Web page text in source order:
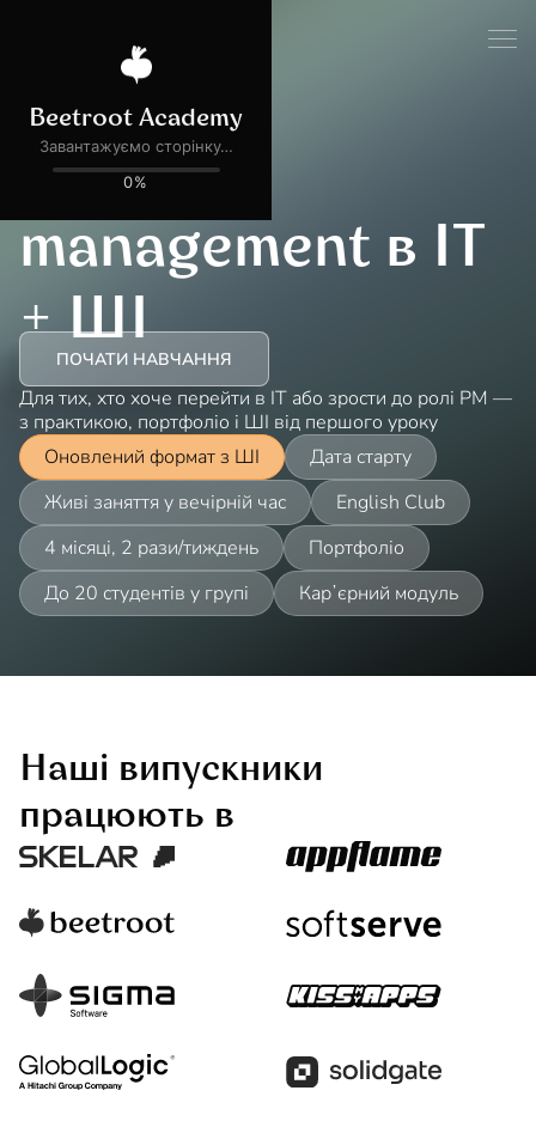
Для початківцівОнлайн
Project
management в IT
+ ШІ
ПОЧАТИ НАВЧАННЯ
Для тих, хто хоче перейти в ІТ або зрости до ролі PM —
з практикою, портфоліо і ШІ від першого уроку
Оновлений формат з ШІ
Дата старту
Живі заняття у вечірній час
English Club
4 місяці, 2 рази/тиждень
Портфоліо
До 20 студентів у групі
Карʼєрний модуль
Наші випускники
працюють в